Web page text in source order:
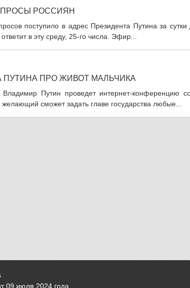
РОССИЯН
поступило в адрес Президента Путина за
в эту среду, 25-го числа. Эфир...
ПРО ЖИВОТ МАЛЬЧИКА
Путин проведет интернет-конференцию
сможет задать главе государства любые...
09 июля 2024 года.